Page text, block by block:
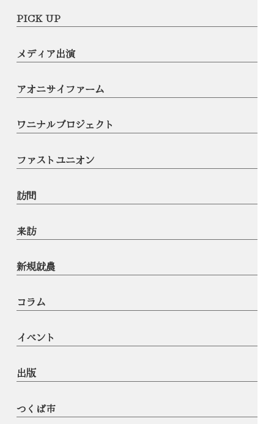
PICK UP
メディア出演
アオニサイファーム
ワニナルプロジェクト
ファストユニオン
訪問
来訪
新規就農
コラム
イベント
出版
つくば市